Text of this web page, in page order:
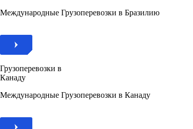
Международные Грузоперевозки в Бразилию
Грузоперевозки в
Канаду
Международные Грузоперевозки в Канаду